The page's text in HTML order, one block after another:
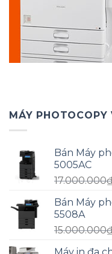
MÁY
Bán Máy
5005AC
17.000.000
Bán Máy
5508A
15.000.000
Máy in đa